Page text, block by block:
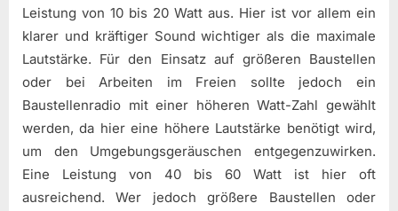
Leistung von 10 bis 20 Watt aus. Hier ist vor allem ein
klarer und kräftiger Sound wichtiger als die maximale
Lautstärke. Für den Einsatz auf größeren Baustellen
oder bei Arbeiten im Freien sollte jedoch ein
Baustellenradio mit einer höheren Watt-Zahl gewählt
werden, da hier eine höhere Lautstärke benötigt wird,
um den Umgebungsgeräuschen entgegenzuwirken.
Eine Leistung von 40 bis 60 Watt ist hier oft
ausreichend. Wer jedoch größere Baustellen oder